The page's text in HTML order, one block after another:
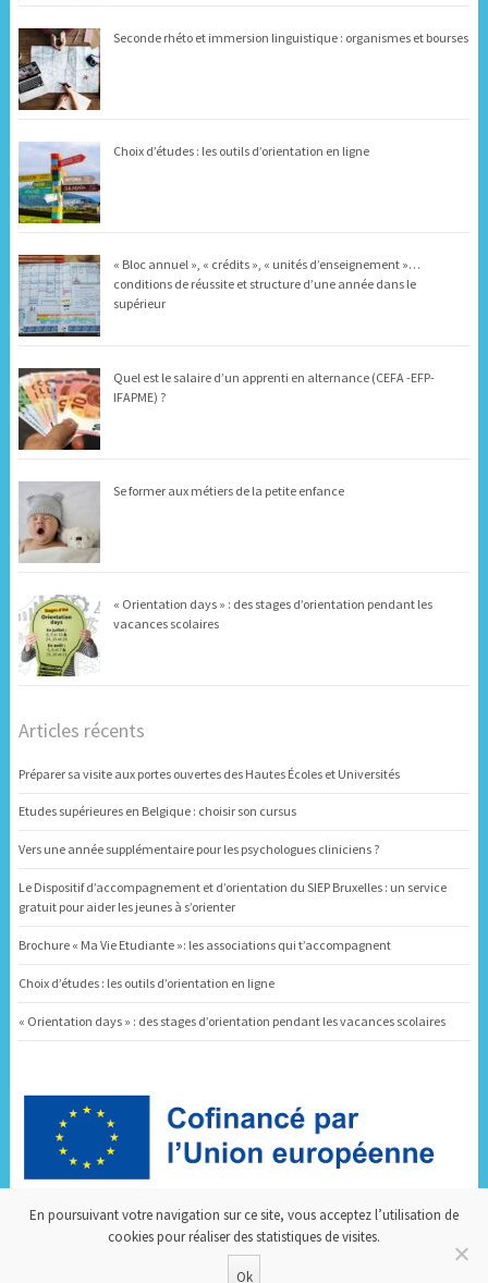
Seconde rhéto et immersion linguistique : organismes et bourses
Choix d’études : les outils d’orientation en ligne
« Bloc annuel », « crédits », « unités d’enseignement »…
conditions de réussite et structure d’une année dans le
supérieur
Quel est le salaire d’un apprenti en alternance (CEFA -EFP-
IFAPME) ?
Se former aux métiers de la petite enfance
« Orientation days » : des stages d’orientation pendant les
vacances scolaires
Articles récents
Préparer sa visite aux portes ouvertes des Hautes Écoles et Universités
Etudes supérieures en Belgique : choisir son cursus
Vers une année supplémentaire pour les psychologues cliniciens ?
Le Dispositif d’accompagnement et d’orientation du SIEP Bruxelles : un service
gratuit pour aider les jeunes à s’orienter
Brochure « Ma Vie Etudiante »: les associations qui t’accompagnent
Choix d’études : les outils d’orientation en ligne
« Orientation days » : des stages d’orientation pendant les vacances scolaires
En poursuivant votre navigation sur ce site, vous acceptez l’utilisation de
cookies pour réaliser des statistiques de visites.
Ok